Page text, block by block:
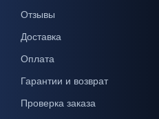
Отзывы
Доставка
Оплата
Гарантии и возврат
Проверка заказа